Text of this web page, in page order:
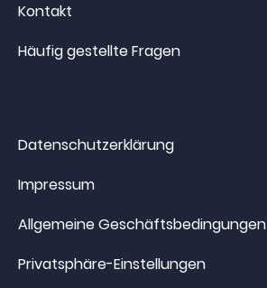
Kontakt
Häufig gestellte Fragen
Datenschutzerklärung
Impressum
Allgemeine Geschäftsbedingungen
Privatsphäre-Einstellungen